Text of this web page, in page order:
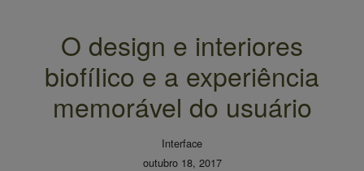
O design e interiores
biofíIico e a experiência
memorável do usuário
Interface
outubro 18, 2017